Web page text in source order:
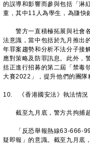
的誤導和影響而參與包括「淋
童，其中11人為學生，為賺快
警方一直積極拓展與社會各
法意識，當中包括於九月推出
年罪案趨勢和分析不法分子接
應對策略及防罪訊息。此外，
括正進行招募的第二屆「禁毒
大賽2022」，提升他們的團隊
10. 《香港國安法》執法情況
截至九月底，警方共拘捕超
「反恐舉報熱線63-666-
疑即報」的意識。截至九月底